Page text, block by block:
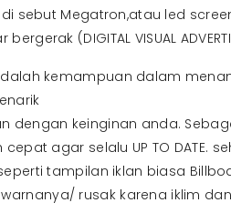
sebut Megatron,atau led
(DIGITAL VISUAL
kemampuan dalam
dengan keinginan anda.
agar selalu UP TO
tampilan iklan biasa
rusak karena iklim